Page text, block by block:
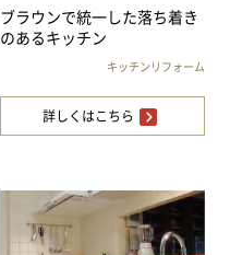
ブラウンで統一した落ち着き
のあるキッチン
キッチンリフォーム
詳しくはこちら